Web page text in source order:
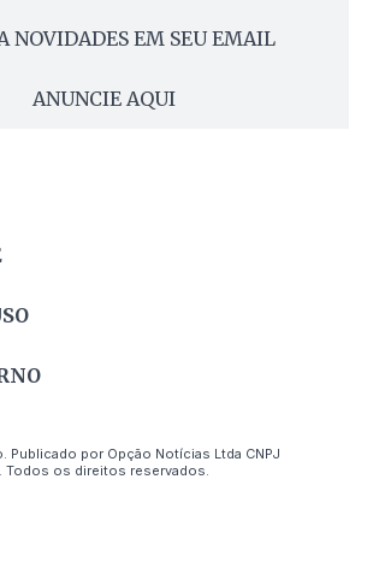
NOVIDADES EM SEU EMAIL
ANUNCIE AQUI
Publicado por Opção Notícias Ltda CNPJ
Todos os direitos reservados.